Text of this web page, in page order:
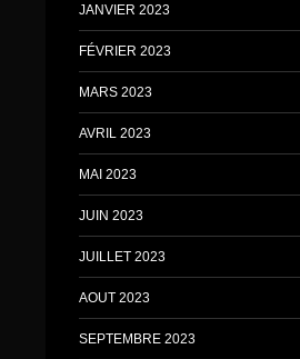
JANVIER 2023
FÉVRIER 2023
MARS 2023
AVRIL 2023
MAI 2023
JUIN 2023
JUILLET 2023
AOUT 2023
SEPTEMBRE 2023